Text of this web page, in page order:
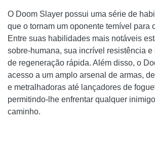
O Doom Slayer possui uma série de
que o tornam um oponente temível para
Entre suas habilidades mais notáveis
sobre-humana, sua incrível resistência
de regeneração rápida. Além disso, o
acesso a um amplo arsenal de armas,
e metralhadoras até lançadores de
permitindo-lhe enfrentar qualquer
caminho.